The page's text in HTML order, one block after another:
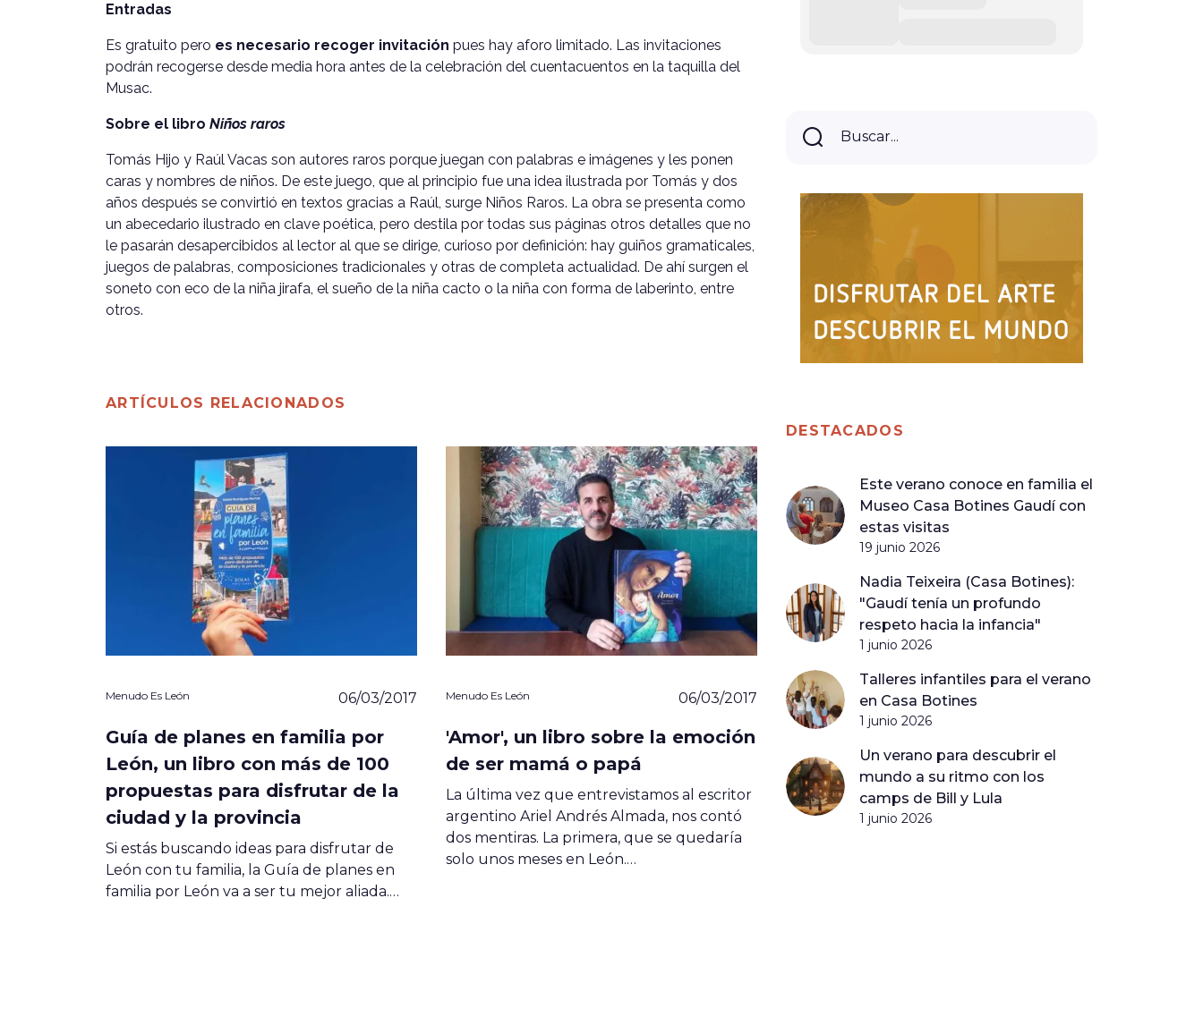
Entradas
Es gratuito pero es necesario recoger invitación pues hay aforo limitado. Las invitaciones
podrán recogerse desde media hora antes de la celebración del cuentacuentos en la taquilla del
Musac.
Sobre el libro Niños raros
Tomás Hijo y Raúl Vacas son autores raros porque juegan con palabras e imágenes y les ponen
caras y nombres de niños. De este juego, que al principio fue una idea ilustrada por Tomás y dos
años después se convirtió en textos gracias a Raúl, surge Niños Raros. La obra se presenta como
un abecedario ilustrado en clave poética, pero destila por todas sus páginas otros detalles que no
le pasarán desapercibidos al lector al que se dirige, curioso por definición: hay guiños gramaticales,
juegos de palabras, composiciones tradicionales y otras de completa actualidad. De ahí surgen el
soneto con eco de la niña jirafa, el sueño de la niña cacto o la niña con forma de laberinto, entre
otros.
ARTÍCULOS RELACIONADOS
Menudo Es León 06/03/2017
Guía de planes en familia por
León, un libro con más de 100
propuestas para disfrutar de la
ciudad y la provincia
Si estás buscando ideas para disfrutar de
León con tu familia, la Guía de planes en
familia por León va a ser tu mejor aliada.…
Menudo Es León 06/03/2017
'Amor', un libro sobre la emoción
de ser mamá o papá
La última vez que entrevistamos al escritor
argentino Ariel Andrés Almada, nos contó
dos mentiras. La primera, que se quedaría
solo unos meses en León.…
Buscar...
Buscar
DESTACADOS
Este verano conoce en familia el
Museo Casa Botines Gaudí con
estas visitas
19 junio 2026
Nadia Teixeira (Casa Botines):
"Gaudí tenía un profundo
respeto hacia la infancia"
1 junio 2026
Talleres infantiles para el verano
en Casa Botines
1 junio 2026
Un verano para descubrir el
mundo a su ritmo con los
camps de Bill y Lula
1 junio 2026